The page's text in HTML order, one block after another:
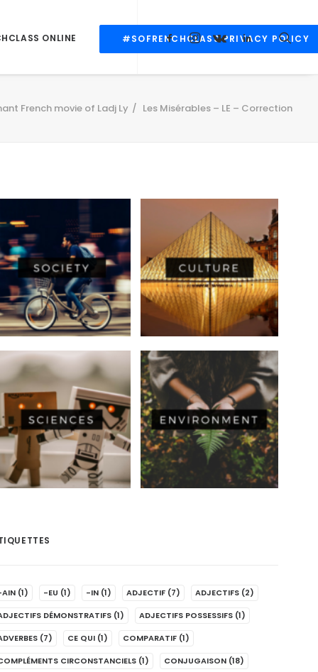
ONLINE #SOFRENCHCLASS PRIVACY POLICY
French movie of Ladj Ly Les Misérables – LE – Correction
(1) -EU (1) -IN (1) ADJECTIF (7) ADJECTIFS (2)
DÉMONSTRATIFS (1) ADJECTIFS POSSESSIFS (1)
(7) CE QUI (1) COMPARATIF (1)
CIRCONSTANCIELS (1) CONJUGAISON (18)